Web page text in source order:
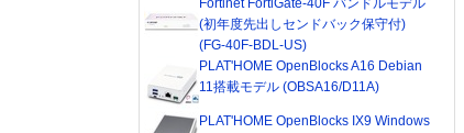
Fortinet FortiGate-40F バンドルモデル
(初年度先出しセンドバック保守付)
(FG-40F-BDL-US)
PLAT'HOME OpenBlocks A16 Debian
11搭載モデル (OBSA16/D11A)
PLAT'HOME OpenBlocks IX9 Windows